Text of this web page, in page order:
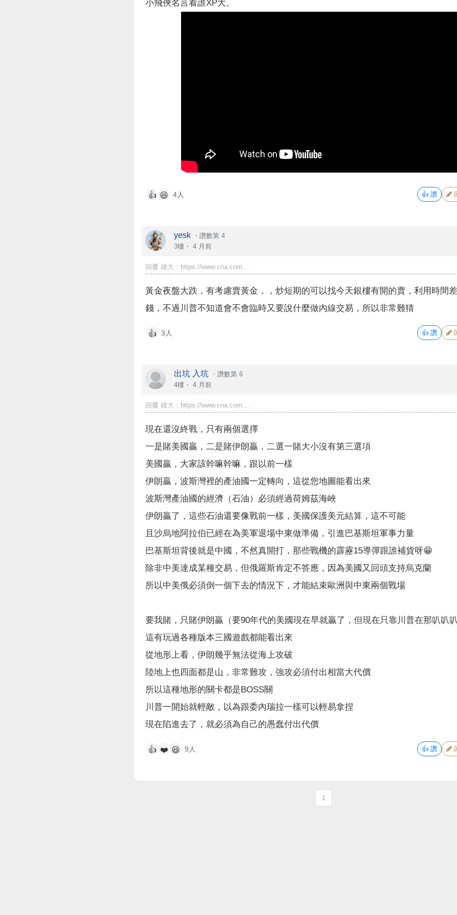
小飛俠名言看誰XP大。
👍 😆 4人 👍 讚
yesk ・讚數第 4
3樓・4 月前
回覆 雄大：https://www.cna.com....
黃金夜盤大跌，有考慮賣黃金，，炒短期的可以找今天銀樓有開的賣，利用時間
錢，不過川普不知道會不會臨時又要說什麼做內線交易，所以非常難猜
👍 3人 👍 讚
出坑 入坑 ・讚數第 6
4樓・4 月前
回覆 雄大：https://www.cna.com....
現在還沒終戰，只有兩個選擇
一是賭美國贏，二是賭伊朗贏，二選一賭大小沒有第三選項
美國贏，大家該幹嘛幹嘛，跟以前一樣
伊朗贏，波斯灣裡的產油國一定轉向，這從您地圖能看出來
波斯灣產油國的經濟（石油）必須經過荷姆茲海峽
伊朗贏了，這些石油還要像戰前一樣，美國保護美元結算，這不可能
且沙烏地阿拉伯已經在為美軍退場中東做準備，引進巴基斯坦軍事力量
巴基斯坦背後就是中國，不然真開打，那些戰機的霹靂15導彈跟誰補貨呀😁
除非中美達成某種交易，但俄羅斯肯定不答應，因為美國又回頭支持烏克蘭
所以中美俄必須倒一個下去的情況下，才能結束歐洲與中東兩個戰場
要我賭，只賭伊朗贏（要90年代的美國現在早就贏了，但現在只靠川普在那叭叭
這有玩過各種版本三國遊戲都能看出來
從地形上看，伊朗幾乎無法從海上攻破
陸地上也四面都是山，非常難攻，強攻必須付出相當大代價
所以這種地形的關卡都是BOSS關
川普一開始就輕敵，以為跟委內瑞拉一樣可以輕易拿捏
現在陷進去了，就必須為自己的愚蠢付出代價
👍 ❤️ 😆 9人 👍 讚
1